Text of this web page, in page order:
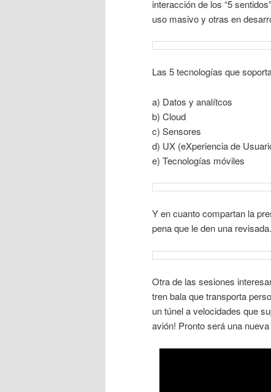
interacción de los “5
uso masivo y otras en
Las 5 tecnologías que
a) Datos y analítcos
b) Cloud
c) Sensores
d) UX (eXperiencia de
e) Tecnologías móviles
Y en cuanto compartan la
pena que le den una revisada.
Otra de las sesiones
tren bala que transporta
un túnel a velocidades que
avión! Pronto será una